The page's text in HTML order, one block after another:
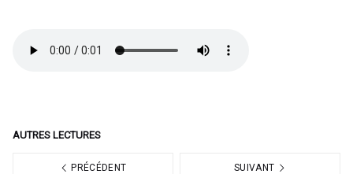
AUTRES LECTURES
PRÉCÉDENT SUIVANT